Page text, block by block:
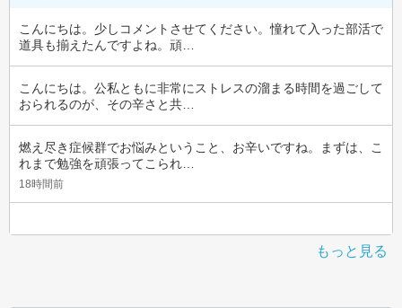
こんにちは。少しコメントさせてください。憧れて入った部活で
道具も揃えたんですよね。頑…
こんにちは。公私ともに非常にストレスの溜まる時間を過ごして
おられるのが、その辛さと共…
燃え尽き症候群でお悩みということ、お辛いですね。まずは、こ
れまで勉強を頑張ってこられ…
18時間前
もっと見る